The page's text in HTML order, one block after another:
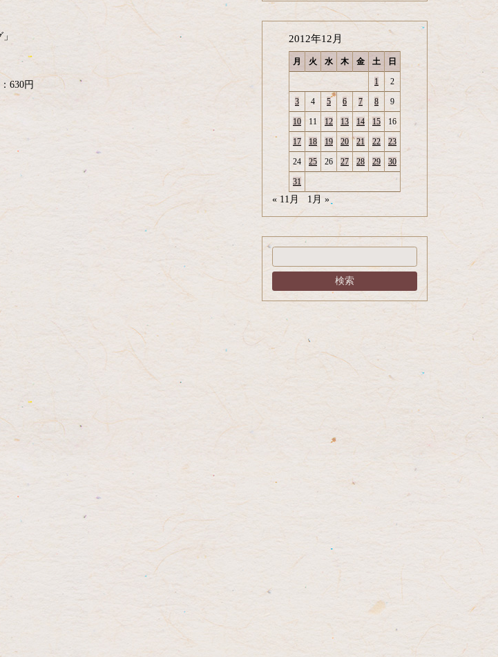
カ
イ
2012年12月
月 火 水 木 金 土 日
1 2
3 4 5 6 7 8 9
10 11 12 13 14 15 16
17 18 19 20 21 22 23
24 25 26 27 28 29 30
31
« 11月 1月 »
630円